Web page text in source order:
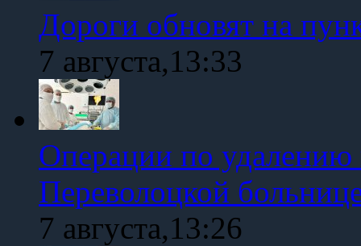
Дороги обновят на
7 августа,13:33
Операции по удалению
Переволоцкой
7 августа,13:26